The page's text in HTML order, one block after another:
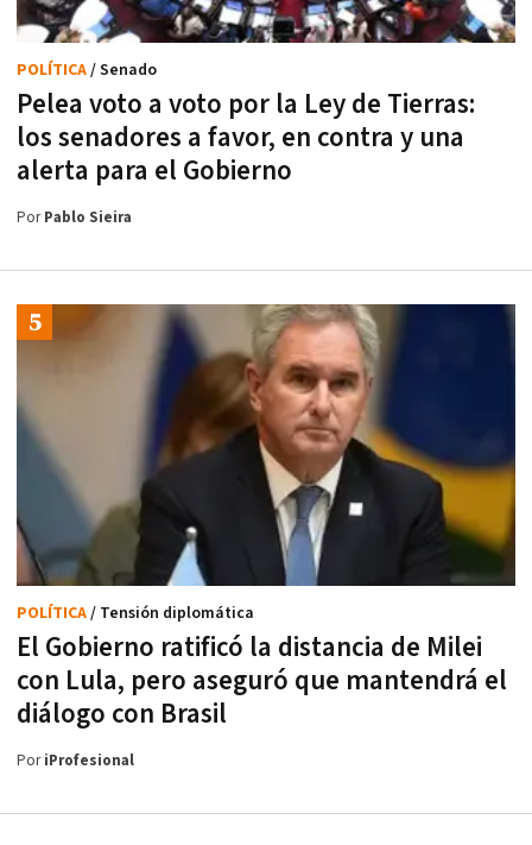
Pelea voto a voto por la Ley de Tierras:
los senadores a favor, en contra y una
alerta para el Gobierno
POLÍTICA/ Senado
PorPablo Sieira
El Gobierno ratificó la distancia de Milei
con Lula, pero aseguró que mantendrá el
diálogo con Brasil
POLÍTICA/ Tensión diplomática
PoriProfesional